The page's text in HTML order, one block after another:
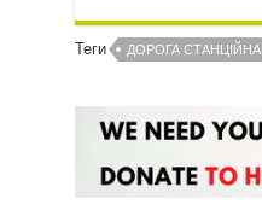
Теги ДОРОГА СТАНЦІЙНА